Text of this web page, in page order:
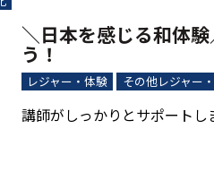
＼日本を感じる和体
う！
レジャー・体験 その他レジャー
講師がしっかりとサポート